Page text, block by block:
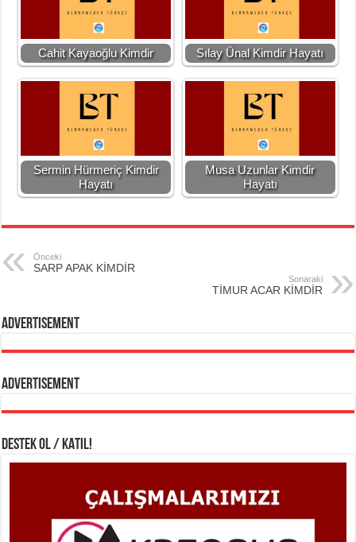
Cahit Kayaoğlu Kimdir Sılay Ünal Kimdir Hayatı
Sermin Hürmeriç Kimdir
Hayatı
Musa Uzunlar Kimdir
Hayatı
Önceki
SARP APAK KİMDİR
Sonaraki
TİMUR ACAR KİMDİR
Advertisement
Advertisement
DESTEK OL / KATIL!